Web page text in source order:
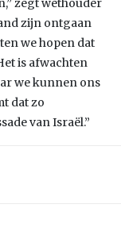
zegt wethouder
zijn ontgaan
we hopen dat
is afwachten
we kunnen ons
dat zo
van Israël.”